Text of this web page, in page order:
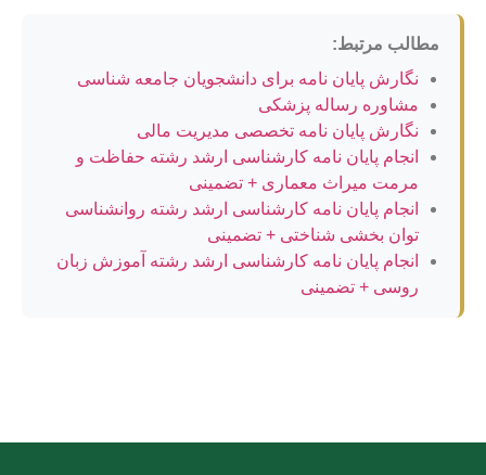
مطالب مرتبط:
نگارش پایان نامه برای دانشجویان جامعه شناسی
مشاوره رساله پزشکی
نگارش پایان نامه تخصصی مدیریت مالی
انجام پایان نامه کارشناسی ارشد رشته حفاظت و
مرمت میراث معماری + تضمینی
انجام پایان نامه کارشناسی ارشد رشته روانشناسی
توان بخشی شناختی + تضمینی
انجام پایان نامه کارشناسی ارشد رشته آموزش زبان
روسی + تضمینی